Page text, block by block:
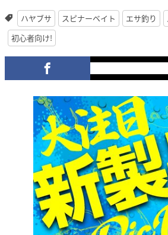
ハヤブサ スピナーベイト エサ釣り
初心者向け!